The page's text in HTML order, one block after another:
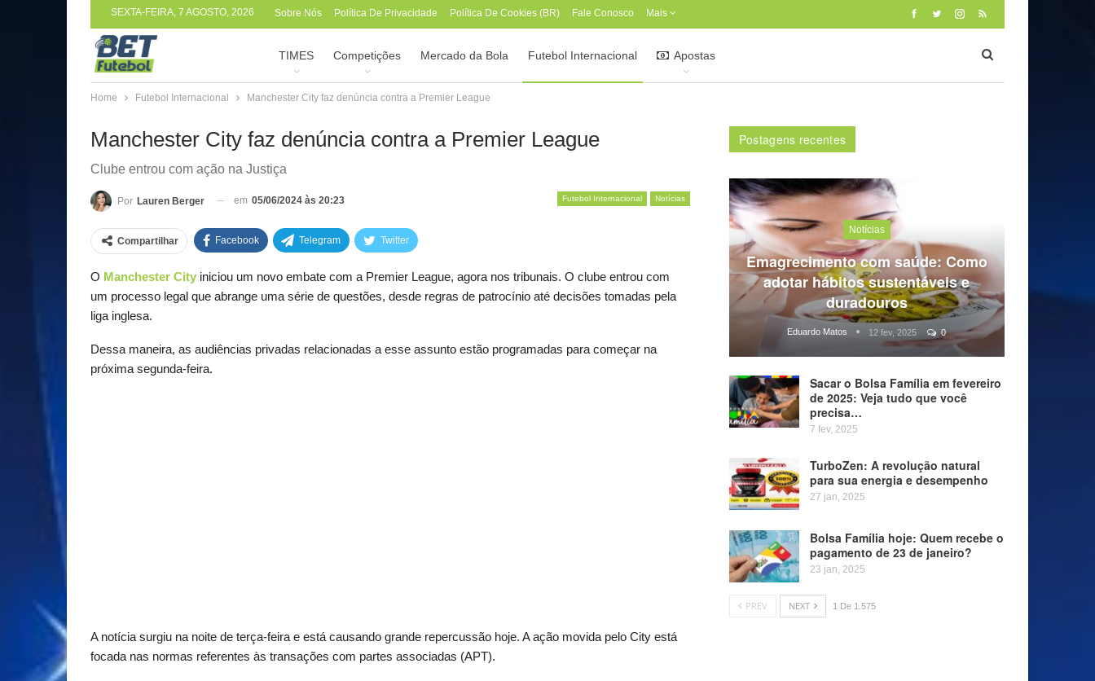
SEXTA-FEIRA, 7 AGOSTO, 2026 Sobre Nós Política De Privacidade Política De Cookies (BR) Fale Conosco Mais
TIMES Competições Mercado da Bola Futebol Internacional Apostas
Home Futebol Internacional Manchester City faz denúncia contra a Premier League
Manchester City faz denúncia contra a Premier League
Clube entrou com ação na Justiça
Futebol Internacional Notícias
Por Lauren Berger em 05/06/2024 às 20:23
Compartilhar Facebook Telegram Twitter
O Manchester City iniciou um novo embate com a Premier League, agora nos tribunais. O clube entrou com
um processo legal que abrange uma série de questões, desde regras de patrocínio até decisões tomadas pela
liga inglesa.
Dessa maneira, as audiências privadas relacionadas a esse assunto estão programadas para começar na
próxima segunda-feira.
A notícia surgiu na noite de terça-feira e está causando grande repercussão hoje. A ação movida pelo City está
focada nas normas referentes às transações com partes associadas (APT).
Postagens recentes
Notícias
Emagrecimento com saúde: Como
adotar hábitos sustentáveis e
duradouros
Eduardo Matos 12 fev, 2025 0
Sacar o Bolsa Família em fevereiro
de 2025: Veja tudo que você
precisa…
7 fev, 2025
TurboZen: A revolução natural
para sua energia e desempenho
27 jan, 2025
Bolsa Família hoje: Quem recebe o
pagamento de 23 de janeiro?
23 jan, 2025
PREV NEXT 1 De 1.575